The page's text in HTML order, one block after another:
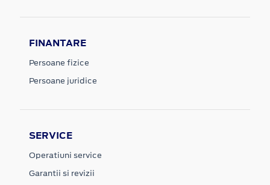
FINANTARE
Persoane fizice
Persoane juridice
SERVICE
Operatiuni service
Garantii si revizii